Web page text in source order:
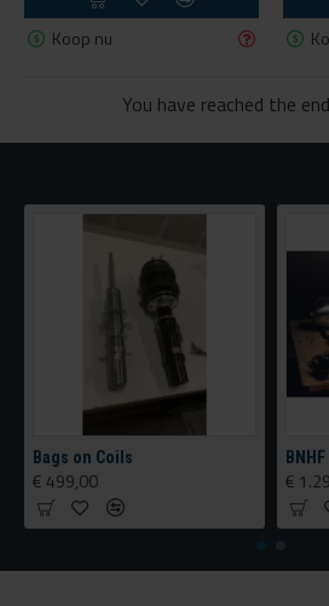
Koop nu
You have reached the
BNHF EDITION 1 management KIT tank & Compressor configurator Tornado Cleaning
€ 115,00